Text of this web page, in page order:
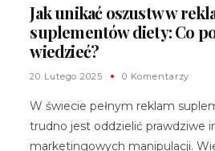
Jak unikać oszustw w
suplementów diety: Co
wiedzieć?
20 Lutego 2025 0 Komentarzy
W świecie pełnym reklam
trudno jest oddzielić prawdziwe
marketingowych manipulacji.